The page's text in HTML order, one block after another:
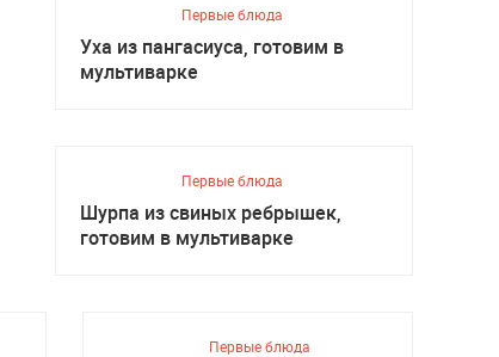
Первые блюда
Уха из пангасиуса, готовим в
мультиварке
Первые блюда
Шурпа из свиных ребрышек,
готовим в мультиварке
Первые блюда